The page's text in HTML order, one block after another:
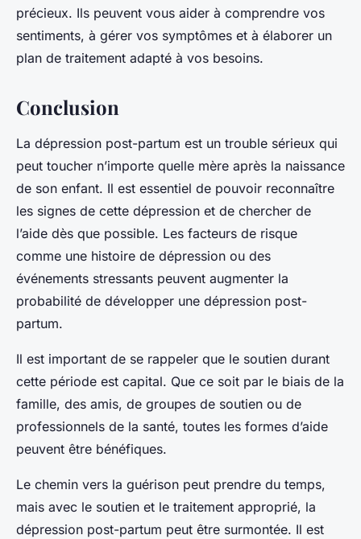
précieux. Ils peuvent vous aider à comprendre vos
sentiments, à gérer vos symptômes et à élaborer un
plan de traitement adapté à vos besoins.
Conclusion
La dépression post-partum est un trouble sérieux qui
peut toucher n’importe quelle mère après la naissance
de son enfant. Il est essentiel de pouvoir reconnaître
les signes de cette dépression et de chercher de
l’aide dès que possible. Les facteurs de risque
comme une histoire de dépression ou des
événements stressants peuvent augmenter la
probabilité de développer une dépression post-
partum.
Il est important de se rappeler que le soutien durant
cette période est capital. Que ce soit par le biais de la
famille, des amis, de groupes de soutien ou de
professionnels de la santé, toutes les formes d’aide
peuvent être bénéfiques.
Le chemin vers la guérison peut prendre du temps,
mais avec le soutien et le traitement approprié, la
dépression post-partum peut être surmontée. Il est